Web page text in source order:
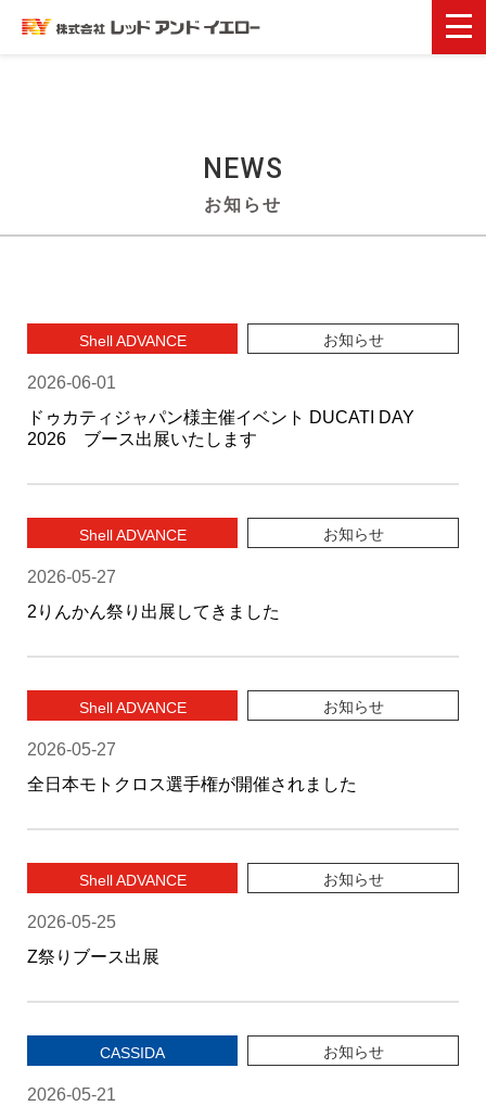
NEWS
お知らせ
Shell ADVANCE お知らせ
2026-06-01
ドゥカティジャパン様主催イベント DUCATI DAY
2026 ブース出展いたします
Shell ADVANCE お知らせ
2026-05-27
2りんかん祭り出展してきました
Shell ADVANCE お知らせ
2026-05-27
全日本モトクロス選手権が開催されました
Shell ADVANCE お知らせ
2026-05-25
Z祭りブース出展
CASSIDA お知らせ
2026-05-21